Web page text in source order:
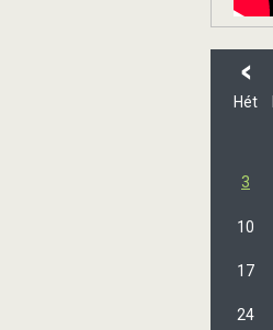
<
Hét
3
10
17
24